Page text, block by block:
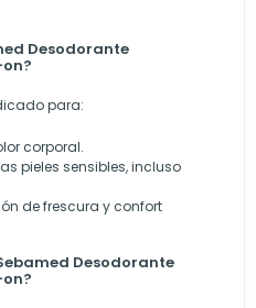
Desodorante
para:
corporal.
pieles sensibles, incluso
de frescura y confort
Desodorante